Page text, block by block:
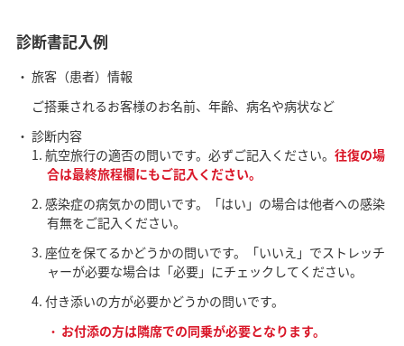
診断書記入例
旅客（患者）情報
ご搭乗されるお客様のお名前、年齢、病名や病状など
診断内容
航空旅行の適否の問いです。必ずご記入ください。 往復の場
合は最終旅程欄にもご記入ください。
感染症の病気かの問いです。「はい」の場合は他者への感染
有無をご記入ください。
座位を保てるかどうかの問いです。「いいえ」でストレッチ
ャーが必要な場合は「必要」にチェックしてください。
付き添いの方が必要かどうかの問いです。
お付添の方は隣席での同乗が必要となります。